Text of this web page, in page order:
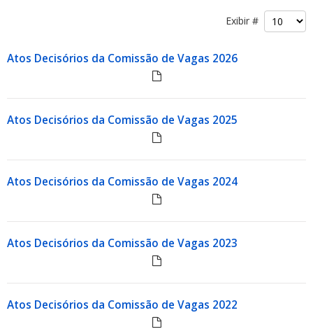
Exibir #
Atos Decisórios da Comissão de Vagas 2026
Atos Decisórios da Comissão de Vagas 2025
Atos Decisórios da Comissão de Vagas 2024
Atos Decisórios da Comissão de Vagas 2023
Atos Decisórios da Comissão de Vagas 2022